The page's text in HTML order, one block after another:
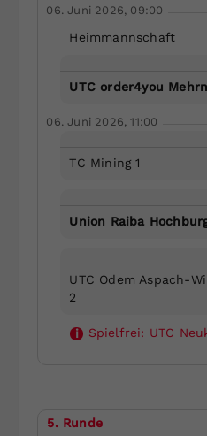
06. Juni 2026, 09:00
Heimmannschaft
UTC order4you
06. Juni 2026, 11:00
TC Mining 1
Union Raiba
UTC Odem Aspach-
2
i Spielfrei: UTC
5. Runde